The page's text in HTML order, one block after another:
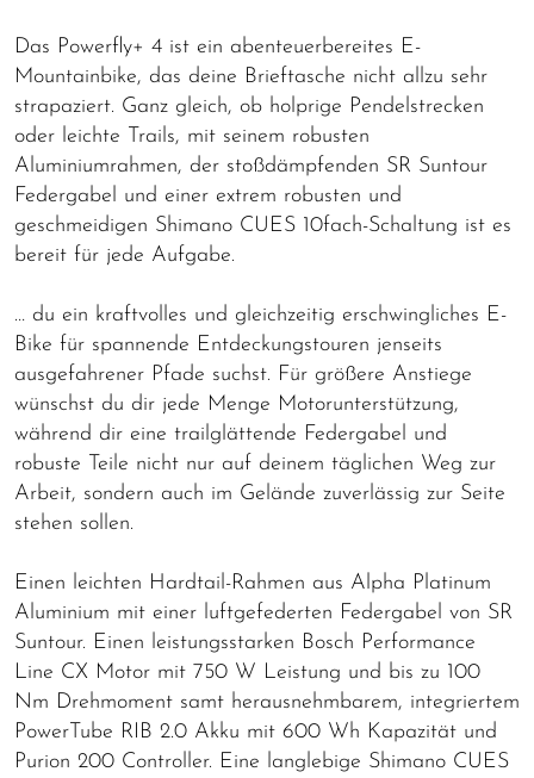
Das Powerfly+ 4 ist ein abenteuerbereites E-
Mountainbike, das deine Brieftasche nicht allzu sehr
strapaziert. Ganz gleich, ob holprige Pendelstrecken
oder leichte Trails, mit seinem robusten
Aluminiumrahmen, der stoßdämpfenden SR Suntour
Federgabel und einer extrem robusten und
geschmeidigen Shimano CUES 10fach-Schaltung ist es
bereit für jede Aufgabe.
… du ein kraftvolles und gleichzeitig erschwingliches E-
Bike für spannende Entdeckungstouren jenseits
ausgefahrener Pfade suchst. Für größere Anstiege
wünschst du dir jede Menge Motorunterstützung,
während dir eine trailglättende Federgabel und
robuste Teile nicht nur auf deinem täglichen Weg zur
Arbeit, sondern auch im Gelände zuverlässig zur Seite
stehen sollen.
Einen leichten Hardtail-Rahmen aus Alpha Platinum
Aluminium mit einer luftgefederten Federgabel von SR
Suntour. Einen leistungsstarken Bosch Performance
Line CX Motor mit 750 W Leistung und bis zu 100
Nm Drehmoment samt herausnehmbarem, integriertem
PowerTube RIB 2.0 Akku mit 600 Wh Kapazität und
Purion 200 Controller. Eine langlebige Shimano CUES